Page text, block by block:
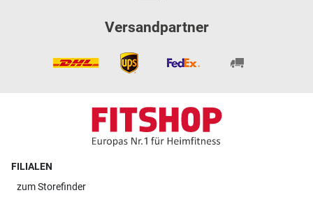
Versandpartner
FILIALEN
zumStorefinder